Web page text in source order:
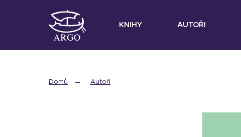
KNIHY AUTOŘI
Domů Autoři